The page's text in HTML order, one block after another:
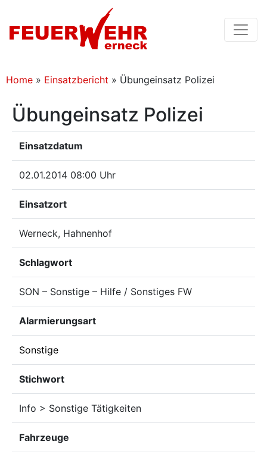
Home » Einsatzbericht » Übungeinsatz Polizei
Übungeinsatz Polizei
Einsatzdatum
02.01.2014 08:00 Uhr
Einsatzort
Werneck, Hahnenhof
Schlagwort
SON – Sonstige – Hilfe / Sonstiges FW
Alarmierungsart
Sonstige
Stichwort
Info > Sonstige Tätigkeiten
Fahrzeuge